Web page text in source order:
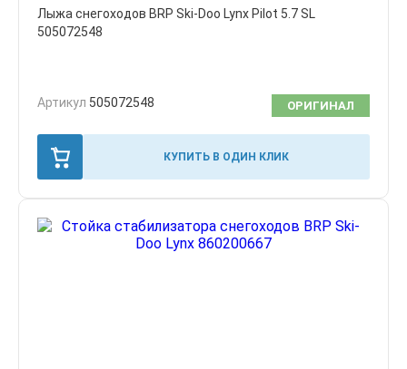
Лыжа снегоходов BRP Ski-Doo Lynx Pilot 5.7 SL
505072548
Артикул 505072548 ОРИГИНАЛ
КУПИТЬ В ОДИН КЛИК